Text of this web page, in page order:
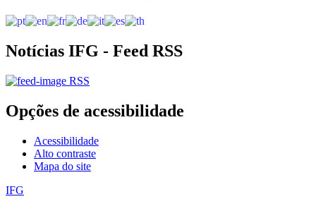
Notícias IFG - Feed RSS
RSS
Opções de acessibilidade
Acessibilidade
Alto contraste
Mapa do site
IFG